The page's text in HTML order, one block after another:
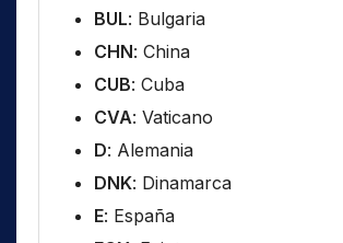
BUL: Bulgaria
CHN: China
CUB: Cuba
CVA: Vaticano
D: Alemania
DNK: Dinamarca
E: España